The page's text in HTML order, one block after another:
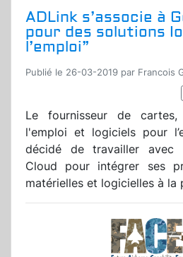
ADLink s’associe à
pour des solutions
l’emploi”
Publié le 26-03-2019 par Francois
Le fournisseur de
l'emploi et logiciels pour
décidé de travailler avec
Cloud pour intégrer ses
matérielles et logicielles à la